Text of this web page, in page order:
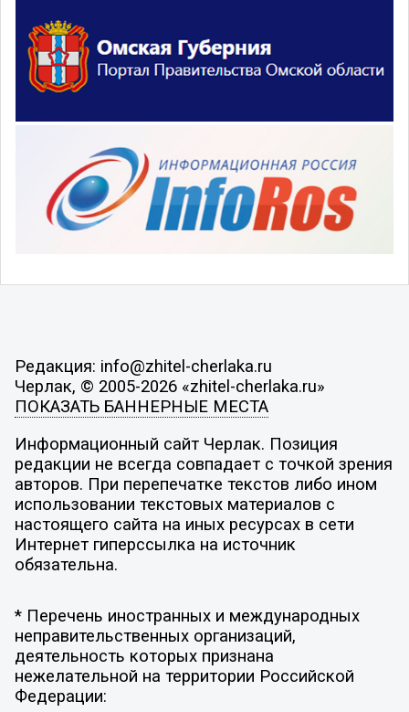
Редакция: info@zhitel-cherlaka.ru
Черлак, © 2005-2026 «zhitel-cherlaka.ru»
ПОКАЗАТЬ БАННЕРНЫЕ МЕСТА
Информационный сайт Черлак. Позиция
редакции не всегда совпадает с точкой зрения
авторов. При перепечатке текстов либо ином
использовании текстовых материалов с
настоящего сайта на иных ресурсах в сети
Интернет гиперссылка на источник
обязательна.
* Перечень иностранных и международных
неправительственных организаций,
деятельность которых признана
нежелательной на территории Российской
Федерации: